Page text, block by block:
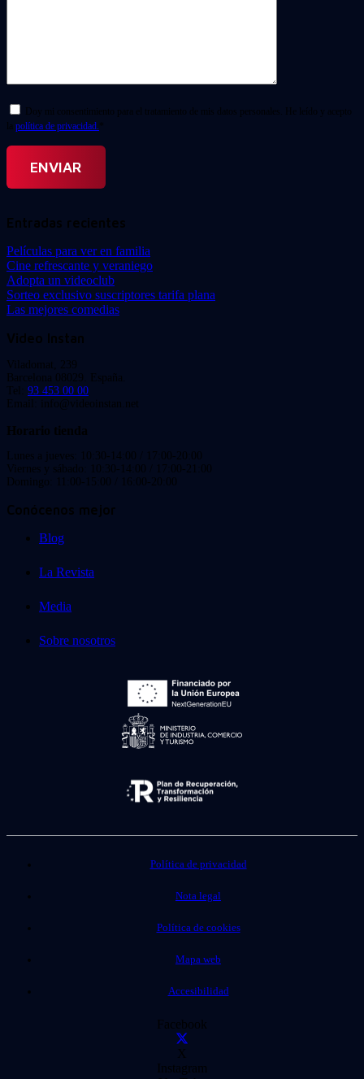
Doy mi consentimiento para el tratamiento de mis datos personales. He leído y acepto
la política de privacidad. *
Entradas recientes
Películas para ver en familia
Cine refrescante y veraniego
Adopta un videoclub
Sorteo exclusivo suscriptores tarifa plana
Las mejores comedias
Video Instan
Viladomat, 239
Barcelona 08029. España.
Tel: 93 453 00 00
Email: info@videoinstan.net
Horario tienda
Lunes a jueves: 10:30-14:00 / 17:00-20:00
Viernes y sábado: 10:30-14:00 / 17:00-21:00
Domingo: 11:00-15:00 / 16:00-20:00
Conócenos mejor
Blog
La Revista
Media
Sobre nosotros
Política de privacidad
Nota legal
Política de cookies
Mapa web
Accesibilidad
Facebook
X
Instagram